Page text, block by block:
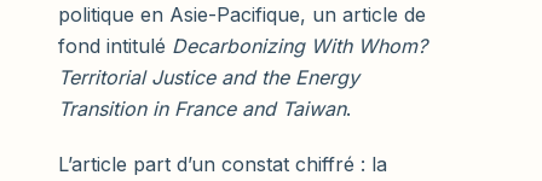
politique en Asie-Pacifique, un article de
fond intitulé Decarbonizing With Whom?
Territorial Justice and the Energy
Transition in France and Taiwan.
L’article part d’un constat chiffré : la